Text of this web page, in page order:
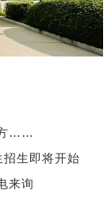
方……
招生即将开始
来询